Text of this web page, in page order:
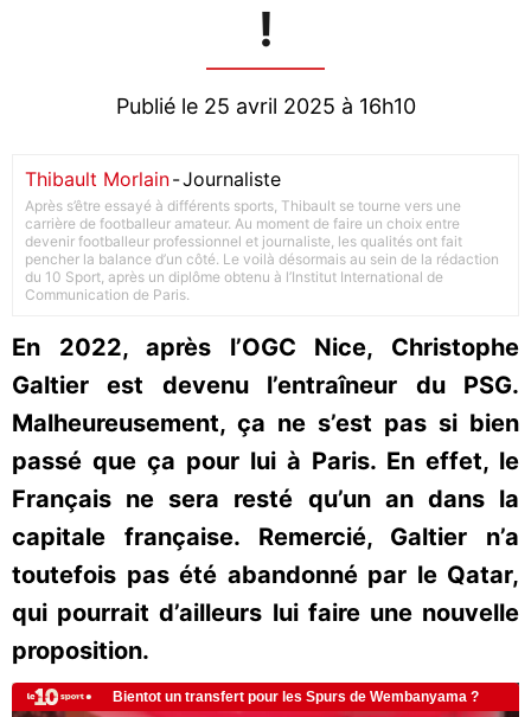
!
Publié le 25 avril 2025 à 16h10
Thibault Morlain-Journaliste
Après s’être essayé à différents sports, Thibault se tourne vers une
carrière de footballeur amateur. Au moment de faire un choix entre
devenir footballeur professionnel et journaliste, les qualités ont fait
pencher la balance d’un côté. Le voilà désormais au sein de la rédaction
du 10 Sport, après un diplôme obtenu à l’Institut International de
Communication de Paris.
En 2022, après l’OGC Nice, Christophe
Galtier est devenu l’entraîneur du PSG.
Malheureusement, ça ne s’est pas si bien
passé que ça pour lui à Paris. En effet, le
Français ne sera resté qu’un an dans la
capitale française. Remercié, Galtier n’a
toutefois pas été abandonné par le Qatar,
qui pourrait d’ailleurs lui faire une nouvelle
proposition.